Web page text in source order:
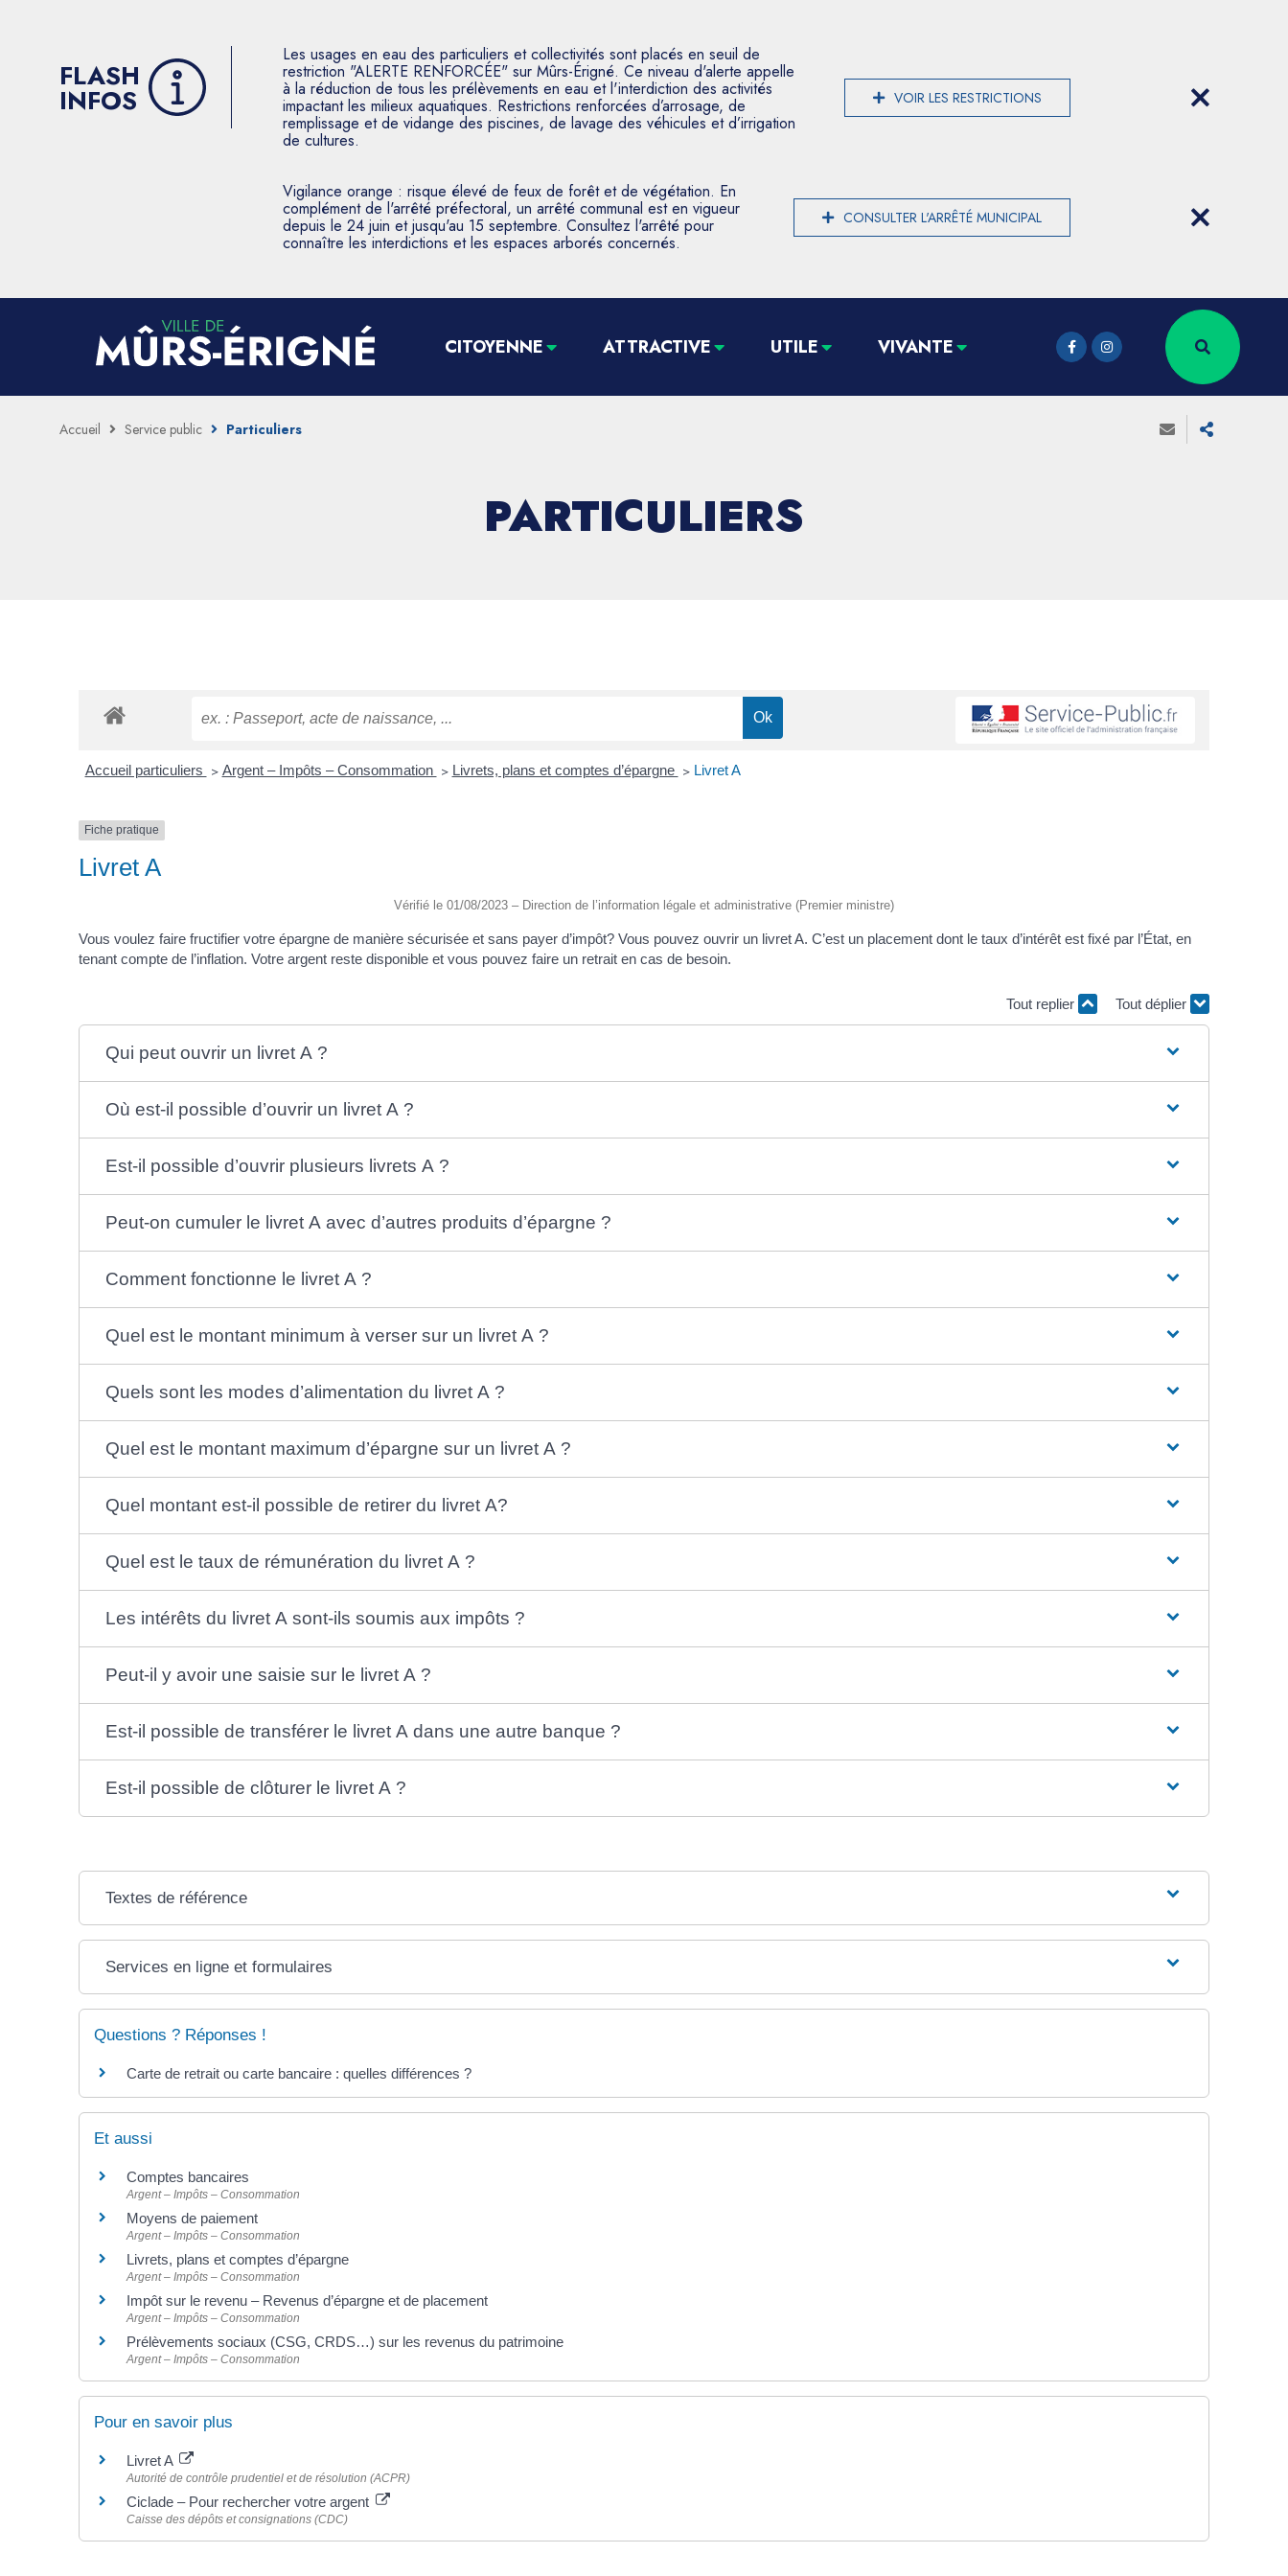
FLASH
INFOS
Les usages en eau des particuliers et collectivités sont placés en seuil de
restriction "ALERTE RENFORCÉE" sur Mûrs-Érigné. Ce niveau d'alerte appelle
à la réduction de tous les prélèvements en eau et l'interdiction des activités
impactant les milieux aquatiques. Restrictions renforcées d’arrosage, de
remplissage et de vidange des piscines, de lavage des véhicules et d’irrigation
de cultures.
VOIR LES RESTRICTIONS
Vigilance orange : risque élevé de feux de forêt et de végétation. En
complément de l'arrêté préfectoral, un arrêté communal est en vigueur
depuis le 24 juin et jusqu'au 15 septembre. Consultez l'arrêté pour
connaître les interdictions et les espaces arborés concernés.
CONSULTER L'ARRÊTÉ MUNICIPAL
CITOYENNE ATTRACTIVE UTILE VIVANTE
Accueil Service public Particuliers
PARTICULIERS
Accueil particuliers > Argent – Impôts – Consommation > Livrets, plans et comptes d’épargne > Livret A
Fiche pratique
Livret A
Vérifié le 01/08/2023 – Direction de l’information légale et administrative (Premier ministre)
Vous voulez faire fructifier votre épargne de manière sécurisée et sans payer d’impôt? Vous pouvez ouvrir un livret A. C’est un placement dont le taux d’intérêt est fixé par l’État, en
tenant compte de l’inflation. Votre argent reste disponible et vous pouvez faire un retrait en cas de besoin.
Tout replier Tout déplier
Qui peut ouvrir un livret A ?
Où est-il possible d’ouvrir un livret A ?
Est-il possible d’ouvrir plusieurs livrets A ?
Peut-on cumuler le livret A avec d’autres produits d’épargne ?
Comment fonctionne le livret A ?
Quel est le montant minimum à verser sur un livret A ?
Quels sont les modes d’alimentation du livret A ?
Quel est le montant maximum d’épargne sur un livret A ?
Quel montant est-il possible de retirer du livret A?
Quel est le taux de rémunération du livret A ?
Les intérêts du livret A sont-ils soumis aux impôts ?
Peut-il y avoir une saisie sur le livret A ?
Est-il possible de transférer le livret A dans une autre banque ?
Est-il possible de clôturer le livret A ?
Textes de référence
Services en ligne et formulaires
Questions ? Réponses !
Carte de retrait ou carte bancaire : quelles différences ?
Et aussi
Comptes bancaires
Argent – Impôts – Consommation
Moyens de paiement
Argent – Impôts – Consommation
Livrets, plans et comptes d’épargne
Argent – Impôts – Consommation
Impôt sur le revenu – Revenus d’épargne et de placement
Argent – Impôts – Consommation
Prélèvements sociaux (CSG, CRDS…) sur les revenus du patrimoine
Argent – Impôts – Consommation
Pour en savoir plus
Livret A
Autorité de contrôle prudentiel et de résolution (ACPR)
Ciclade – Pour rechercher votre argent
Caisse des dépôts et consignations (CDC)